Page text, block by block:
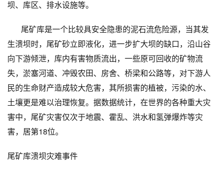
坝、库区、排水设施等。
尾矿库是一个比较具安全隐患的泥石流危险源，当其发
生溃坝时，尾矿砂立即液化，进一步扩大坝的缺口，沿山谷
向下游倾泄，库内有害物质流出，一些原可回收的矿物流
失，淤塞河道、冲毁农田、房舍、桥梁和公路等，对下游人
民的生命财产造成较大危害，其所损害的植被，污染的水、
土壤更是难以治理恢复。据数据统计，在世界的各种重大灾
害中，尾矿灾害仅次于地震、霍乱、洪水和氢弹爆炸等灾
害，居第18位。
尾矿库溃坝灾难事件